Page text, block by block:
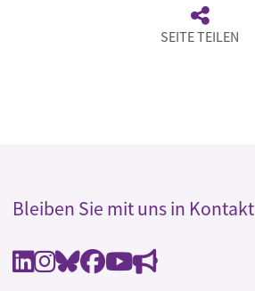
SEITE TEILEN
Bleiben Sie mit uns in Kontakt